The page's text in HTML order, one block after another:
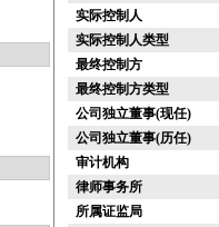
实际控制人
实际控制人类型
最终控制方
最终控制方类型
公司独立董事(现任)
公司独立董事(历任)
审计机构
律师事务所
所属证监局